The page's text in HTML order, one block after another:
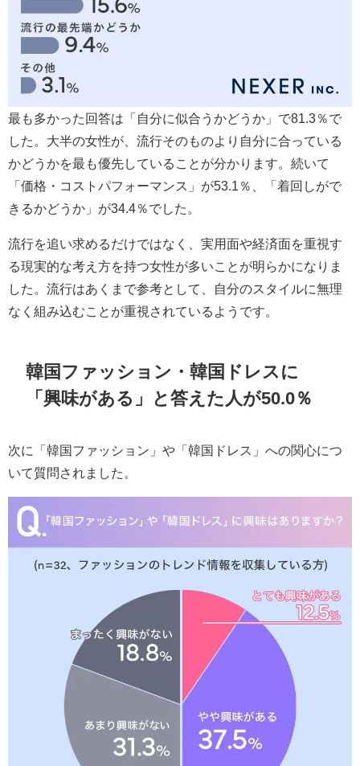
最も多かった回答は「自分に似合うかどうか」で81.3％で
した。大半の女性が、流行そのものより自分に合っている
かどうかを最も優先していることが分かります。続いて
「価格・コストパフォーマンス」が53.1％、「着回しがで
きるかどうか」が34.4％でした。
流行を追い求めるだけではなく、実用面や経済面を重視す
る現実的な考え方を持つ女性が多いことが明らかになりま
した。流行はあくまで参考として、自分のスタイルに無理
なく組み込むことが重視されているようです。
韓国ファッション・韓国ドレスに
「興味がある」と答えた人が50.0％
次に「韓国ファッション」や「韓国ドレス」への関心につ
いて質問されました。